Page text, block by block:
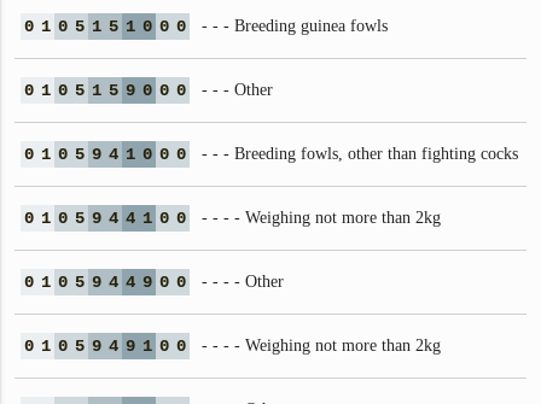
0 1 0 5 1 5 1 0 0 0 - - - Breeding guinea fowls
0 1 0 5 1 5 9 0 0 0 - - - Other
0 1 0 5 9 4 1 0 0 0 - - - Breeding fowls, other than fighting cocks
0 1 0 5 9 4 4 1 0 0 - - - - Weighing not more than 2kg
0 1 0 5 9 4 4 9 0 0 - - - - Other
0 1 0 5 9 4 9 1 0 0 - - - - Weighing not more than 2kg